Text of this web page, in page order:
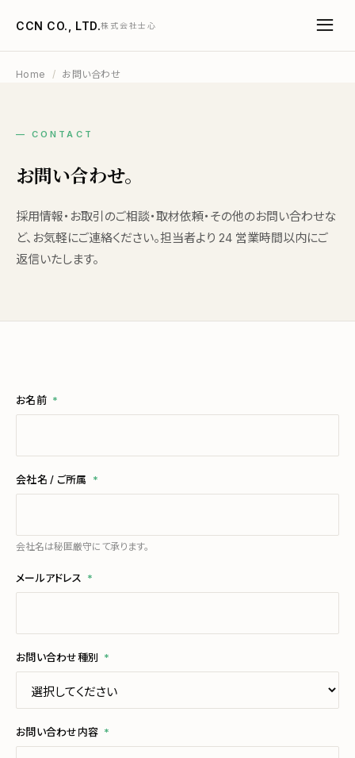
CCN CO., LTD.株式会社士心
Home / お問い合わせ
— CONTACT
お問い合わせ。
採用情報・お取引のご相談・取材依頼・その他のお問い合わせな
ど、お気軽にご連絡ください。担当者より 24 営業時間以内にご
返信いたします。
お名前 *
会社名 / ご所属 *
会社名は秘匿厳守にて承ります。
メールアドレス *
お問い合わせ種別 *
お問い合わせ内容 *